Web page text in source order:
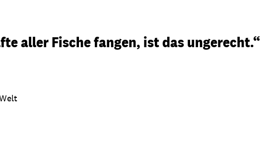
aller Fische fangen, ist das ungerecht.“